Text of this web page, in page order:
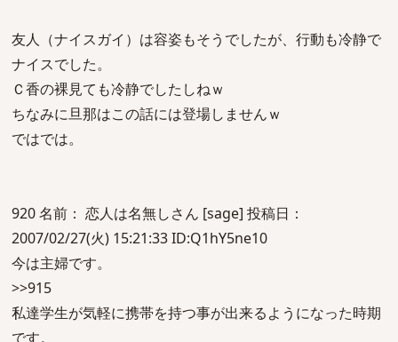
友人（ナイスガイ）は容姿もそうでしたが、行動も冷静で
ナイスでした。
Ｃ香の裸見ても冷静でしたしねｗ
ちなみに旦那はこの話には登場しませんｗ
ではでは。
920 名前： 恋人は名無しさん [sage] 投稿日：
2007/02/27(火) 15:21:33 ID:Q1hY5ne10
今は主婦です。
>>915
私達学生が気軽に携帯を持つ事が出来るようになった時期
です。